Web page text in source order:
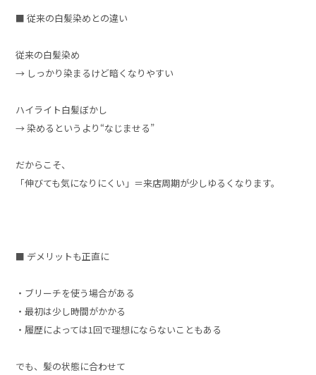
■ 従来の白髪染めとの違い
従来の白髪染め
→ しっかり染まるけど暗くなりやすい
ハイライト白髪ぼかし
→ 染めるというより“なじませる”
だからこそ、
「伸びても気になりにくい」＝来店周期が少しゆるくなります。
■ デメリットも正直に
・ブリーチを使う場合がある
・最初は少し時間がかかる
・履歴によっては1回で理想にならないこともある
でも、髪の状態に合わせて